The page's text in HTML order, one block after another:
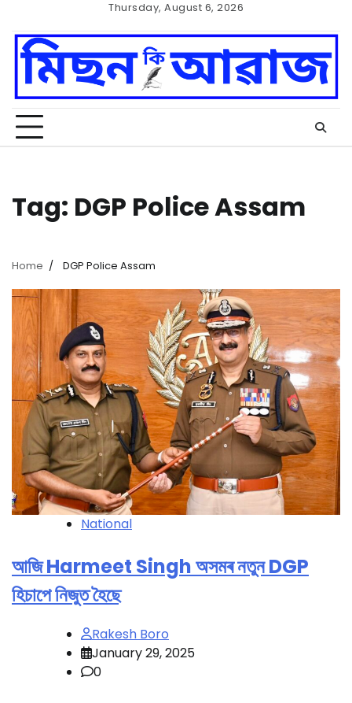
content
Thursday, August 6, 2026
Home
Cookie
Policy
Tag: DGP Police Assam
Home DGP Police Assam
National
আজি Harmeet Singh অসমৰ নতুন DGP
হিচাপে নিজুত হৈছে
Rakesh Boro
January 29, 2025
0